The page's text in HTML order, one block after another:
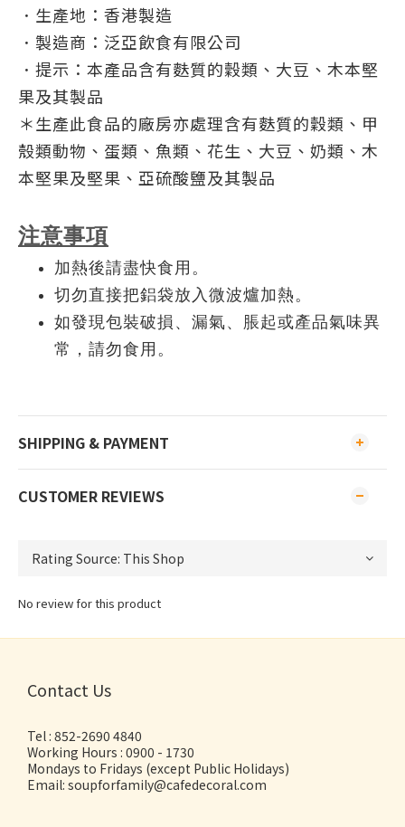
． 生產地：香港製造
． 製造商：泛亞飲食有限公司
． 提示：本產品含有麩質的穀類、大豆、木本堅
果及其製品
＊生產此食品的廠房亦處理含有麩質的穀類、甲
殼類動物、蛋類、魚類、花生、大豆、奶類、木
本堅果及堅果、亞硫酸鹽及其製品
注意事項
加熱後請盡快食用。
切勿直接把鋁袋放入微波爐加熱。
如發現包裝破損、漏氣、脹起或產品氣味異
常，請勿食用。
SHIPPING & PAYMENT
CUSTOMER REVIEWS
No review for this product
Contact Us
Tel : 852-2690 4840
Working Hours : 0900 - 1730
Mondays to Fridays (except Public Holidays)
Email: soupforfamily@cafedecoral.com